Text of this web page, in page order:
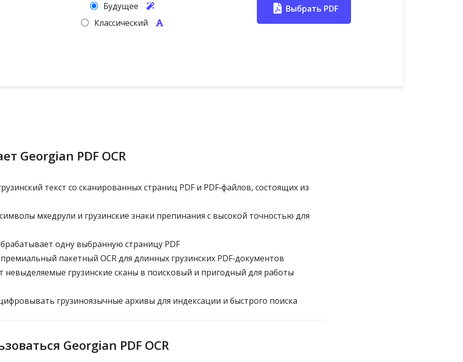
Будущее
Классический
Выбрать PDF
Georgian PDF OCR
текст со сканированных страниц PDF и PDF‑файлов, состоящих из
мхедрули и грузинские знаки препинания с высокой точностью для
одну выбранную страницу PDF
пакетный OCR для длинных грузинских PDF‑документов
невыделяемые грузинские сканы в поисковый и пригодный для работы
грузиноязычные архивы для индексации и быстрого поиска
Georgian PDF OCR